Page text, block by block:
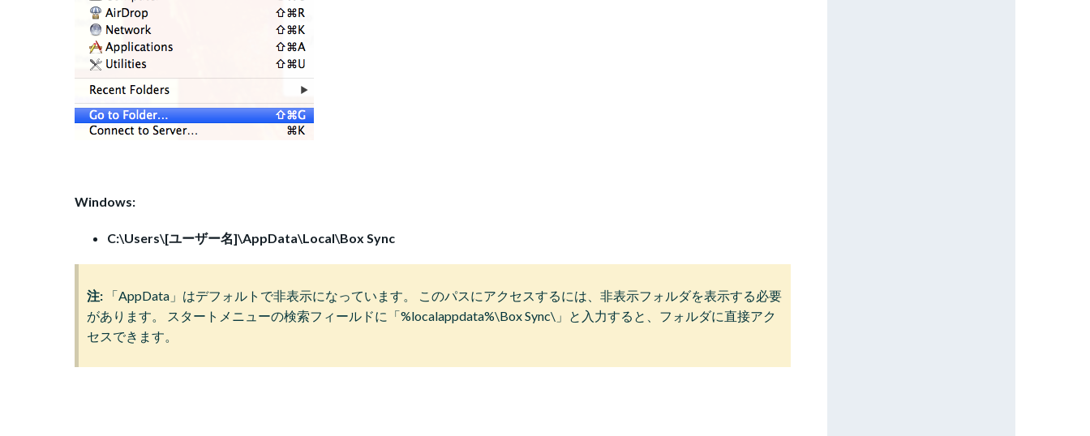
Windows:
C:\Users\[ユーザー名]\AppData\Local\Box Sync
注:
「AppData」はデフォルトで非表示になっています。 このパスにアクセスするには、非表示フォルダを表示する必要
があります。 スタートメニューの検索フィールドに「%localappdata%\Box Sync\」と入力すると、フォルダに直接アク
セスできます。